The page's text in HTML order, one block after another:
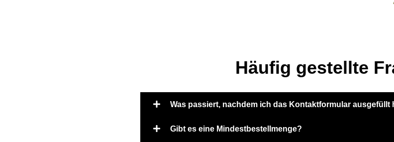
Häufig gestellte
Was passiert, nachdem ich das Kontaktformular ausgefüllt
Gibt es eine Mindestbestellmenge?